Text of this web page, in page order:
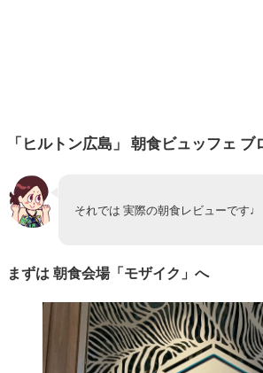
「ヒルトン広島」 朝食ビュッフェ ブ
それでは 実際の朝食レビューです♩
まずは 朝食会場「モザイク」へ